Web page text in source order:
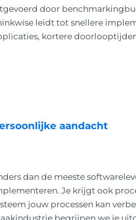
door
leidt tot snellere
kortere
aandacht
dan de meeste
Je krijgt ook
jouw processen kan
begrijpen we je